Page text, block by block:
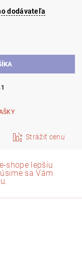
dodávateľa
Strážiť cenu
shope lepšiu
sa Vám